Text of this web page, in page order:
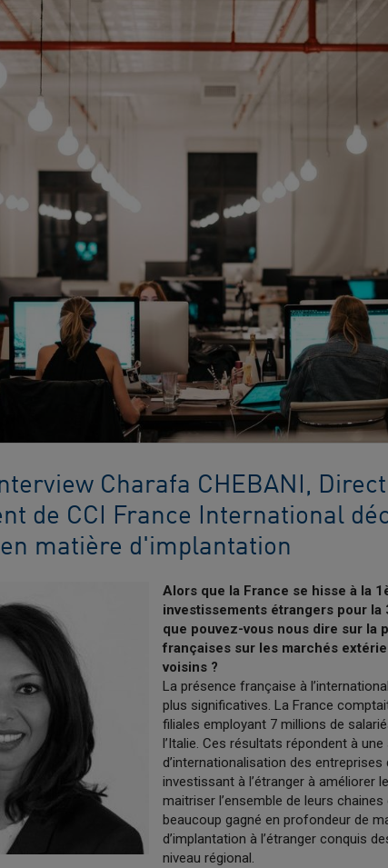
Charafa CHEBANI,
de CCI France International
matière d'implantation
Alors que la France se hisse à la
investissements étrangers pour la
que pouvez-vous nous dire sur la
françaises sur les marchés
voisins ?
La présence française à
plus significatives. La France
filiales employant 7 millions de
l’Italie. Ces résultats répondent à
d’internationalisation des
investissant à l’étranger à améliorer
maitriser l’ensemble de leurs
beaucoup gagné en profondeur de
d’implantation à l’étranger conquis
niveau régional.